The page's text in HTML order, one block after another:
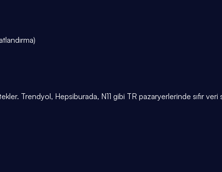
Trendyol, Hepsiburada, N11 gibi TR pazaryerlerinde sıfır veri